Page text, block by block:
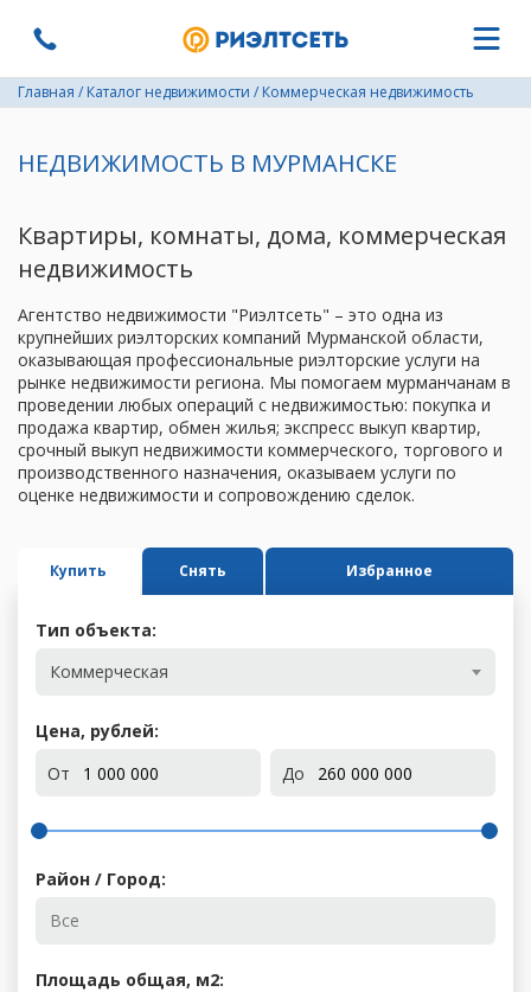
Главная / Каталог недвижимости / Коммерческая недвижимость
НЕДВИЖИМОСТЬ В МУРМАНСКЕ
Квартиры, комнаты, дома, коммерческая
недвижимость
Агентство недвижимости "Риэлтсеть" – это одна из
крупнейших риэлторских компаний Мурманской области,
оказывающая профессиональные риэлторские услуги на
рынке недвижимости региона. Мы помогаем мурманчанам в
проведении любых операций с недвижимостью: покупка и
продажа квартир, обмен жилья; экспресс выкуп квартир,
срочный выкуп недвижимости коммерческого, торгового и
производственного назначения, оказываем услуги по
оценке недвижимости и сопровождению сделок.
Купить Снять Избранное
Тип объекта:
Коммерческая
Цена, рублей:
От
До
Район / Город:
Площадь общая, м2: